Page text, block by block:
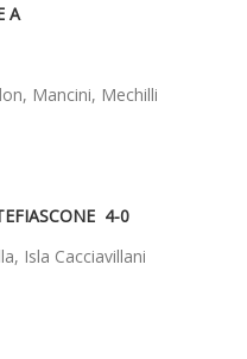
A
Mancini, Mechilli
4-0
Isla Cacciavillani